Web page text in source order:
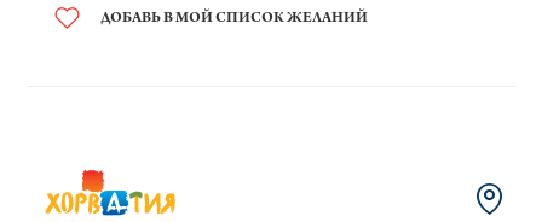
ДОБАВЬ В МОЙ СПИСОК ЖЕЛАНИЙ